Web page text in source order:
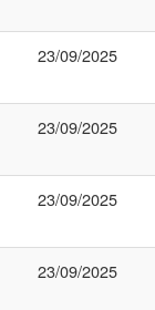
23/09/2025
23/09/2025
23/09/2025
23/09/2025